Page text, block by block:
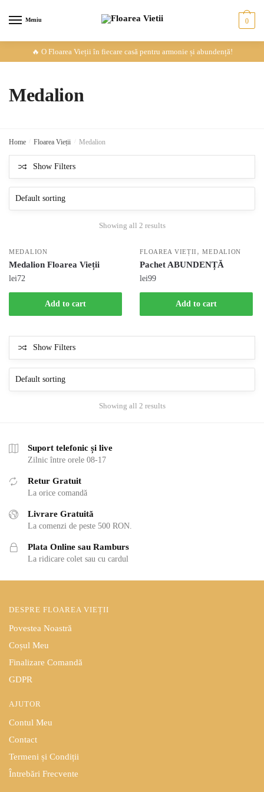
to
to
Meniu 0
🔥 O Floarea Vieții în fiecare casă pentru armonie și abundență!
Medalion
Home Floarea Vieții Medalion
Show Filters
Showing all 2 results
MEDALION
Medalion Floarea Vieții
lei72
Add to cart
FLOAREA VIEȚII ,MEDALION
Pachet ABUNDENȚĂ
lei99
Add to cart
Show Filters
Showing all 2 results
Suport telefonic și live
Zilnic între orele 08-17
Retur Gratuit
La orice comandă
Livrare Gratuită
La comenzi de peste 500 RON.
Plata Online sau Ramburs
La ridicare colet sau cu cardul
DESPRE FLOAREA VIEȚII
Povestea Noastră
Coșul Meu
Finalizare Comandă
GDPR
AJUTOR
Contul Meu
Contact
Termeni și Condiții
Întrebări Frecvente